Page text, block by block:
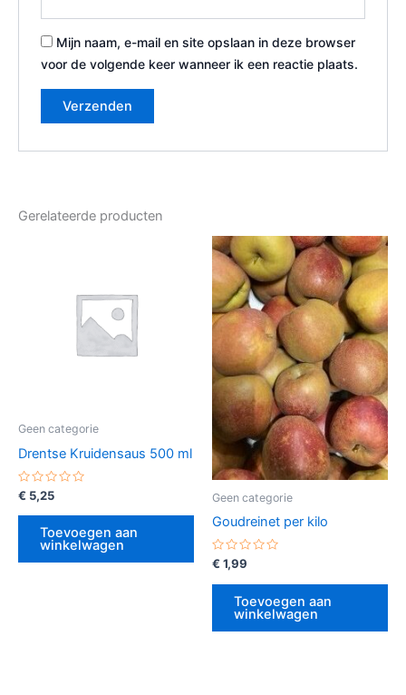
Mijn naam, e-mail en site opslaan in deze browser
voor de volgende keer wanneer ik een reactie plaats.
Gerelateerde producten
Geen categorie
Drentse Kruidensaus 500 ml
Gewaardeerd
0
uit
€ 5,25
Toevoegen aan
winkelwagen
Geen categorie
Goudreinet per kilo
Gewaardeerd
0
uit
€ 1,99
Toevoegen aan
winkelwagen